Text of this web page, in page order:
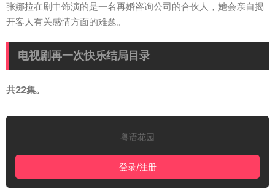
张娜拉在剧中饰演的是一名再婚咨询公司的合伙人，她会亲自揭
开客人有关感情方面的难题。
电视剧再一次快乐结局目录
共22集。
粤语花园
登录/注册